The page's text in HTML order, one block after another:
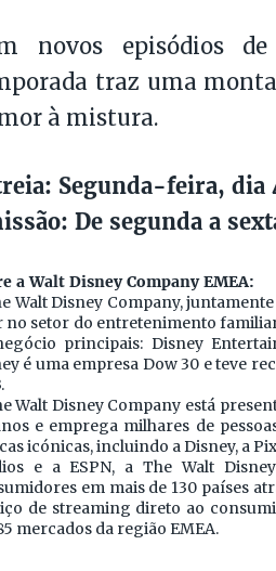
novos episódios
traz uma
à mistura.
Segunda-feira, dia
De segunda a
a Walt Disney Company EMEA:
Walt Disney Company,
no setor do entretenimento
principais: Disney
é uma empresa Dow 30 e teve
Walt Disney Company está
e emprega milhares de
icónicas, incluindo a Disney, a
e a ESPN, a The Walt
em mais de 130 países
de streaming direto ao
mercados da região EMEA.